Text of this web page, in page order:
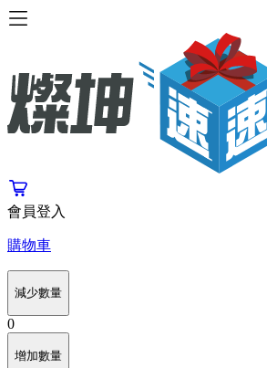
會員登入
購物車
減少數量
0
增加數量